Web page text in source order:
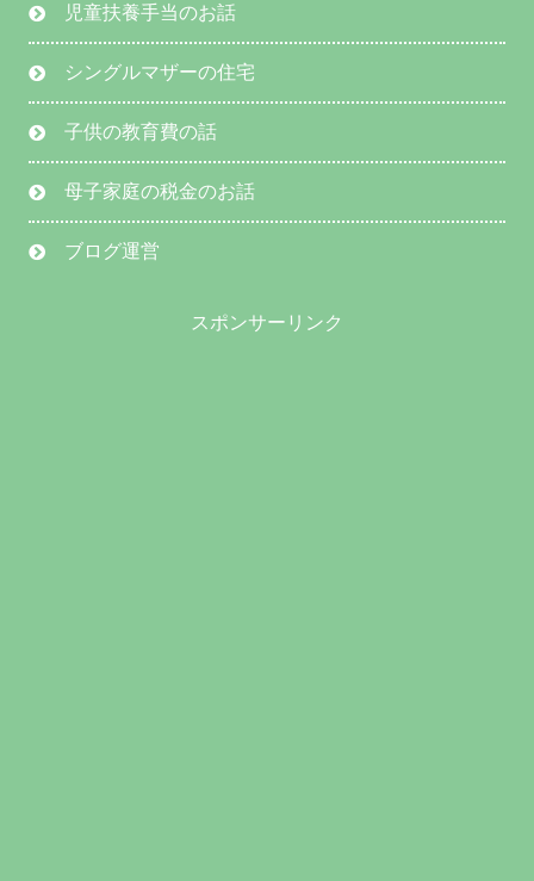
児童扶養手当のお話
シングルマザーの住宅
子供の教育費の話
母子家庭の税金のお話
ブログ運営
スポンサーリンク